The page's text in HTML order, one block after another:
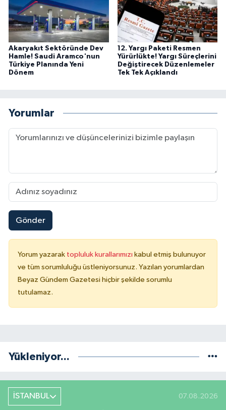
Akaryakıt Sektöründe Dev
Hamle! Saudi Aramco'nun
Türkiye Planında Yeni
Dönem
12. Yargı Paketi Resmen
Yürürlükte! Yargı Süreçlerini
Değiştirecek Düzenlemeler
Tek Tek Açıklandı
Yorumlar
Gönder
Yorum yazarak topluluk kurallarımızı kabul etmiş bulunuyor
ve tüm sorumluluğu üstleniyorsunuz. Yazılan yorumlardan
Beyaz Gündem Gazetesi hiçbir şekilde sorumlu
tutulamaz.
Yükleniyor...
İSTANBUL 07.08.2026